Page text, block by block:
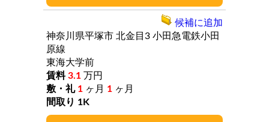
神奈川県平塚市 北金目3 小田急電鉄小田
原線
東海大学前
3.1 万円
1 ヶ月 1 ヶ月
1K
候補に追加